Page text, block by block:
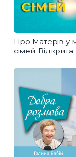
Про Матерів у
сімей.